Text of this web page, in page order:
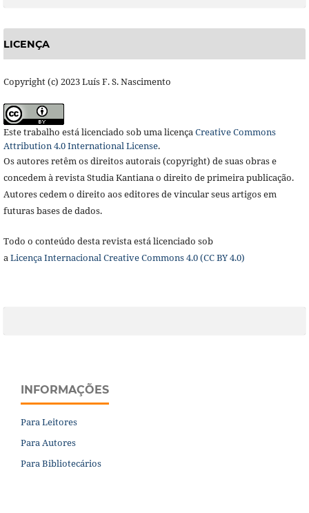
LICENÇA
Copyright (c) 2023 Luís F. S. Nascimento
Este trabalho está licenciado sob uma licençaCreative Commons
Attribution 4.0 International License.
Os autores retêm os direitos autorais (copyright) de suas obras e
concedem à revista Studia Kantiana o direito de primeira publicação.
Autores cedem o direito aos editores de vincular seus artigos em
futuras bases de dados.
Todo o conteúdo desta revista está licenciado sob
aLicençaInternacional Creative Commons 4.0 (CC BY 4.0)
INFORMAÇÕES
Para Leitores
Para Autores
Para Bibliotecários